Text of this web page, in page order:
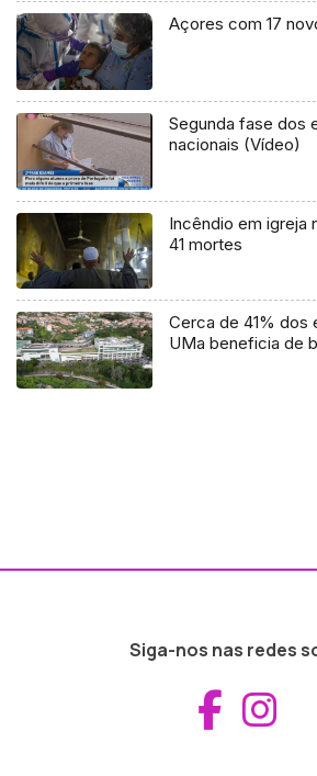
Açores com 17
Segunda fase dos
nacionais (Vídeo)
Incêndio em igreja
41 mortes
Cerca de 41% dos
UMa beneficia de
Siga-nos nas redes